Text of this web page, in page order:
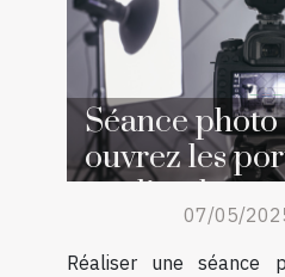
Séance
ouvrez les
studio photo
07/05/
Réaliser une séance